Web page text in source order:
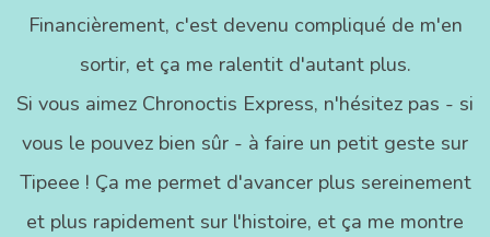
Financièrement, c'est devenu compliqué de m'en
sortir, et ça me ralentit d'autant plus.
Si vous aimez Chronoctis Express, n'hésitez pas - si
vous le pouvez bien sûr - à faire un petit geste sur
Tipeee ! Ça me permet d'avancer plus sereinement
et plus rapidement sur l'histoire, et ça me montre